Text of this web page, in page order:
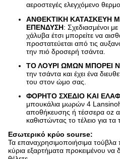
αεροστεγές ελεγχόμενο
ΑΝΘΕΚΤΙΚΗ ΚΑΤΑΣΚΕΥΗ
ΕΠΕΝΔΥΣΗ: Σχεδιασμένοι
χάλυβα έτσι μπορείτε να
προστατεύεται από τις
την πιό δροσερή τσάντα.
ΤΟ ΛΟΥΡΙ ΩΜΩΝ ΜΠΟΡΕΙ
την τσάντα και έχει ένα
του στον ώμο σας.
ΦΟΡΗΤΟ ΣΧΕΔΙΟ ΚΑΙ
μπουκάλια μωρών 4
αποθήκευσης ή τέσσερα oz
καθιστώντας το τέλειο για τα
Εσωτερικό κρύο sourse:
Τα επαναχρησιμοποιήσιμα τούβλα
κύρια εξαρτήματα προκειμένου να